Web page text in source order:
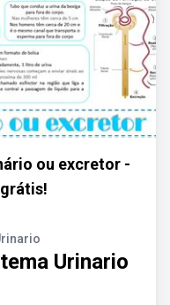
ou excretor -
grátis!
Urinario